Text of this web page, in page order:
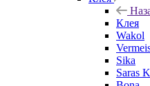
Клея
Wakol
Sika
Saras